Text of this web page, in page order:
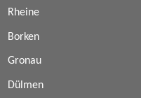
Rheine
Borken
Gronau
Dülmen